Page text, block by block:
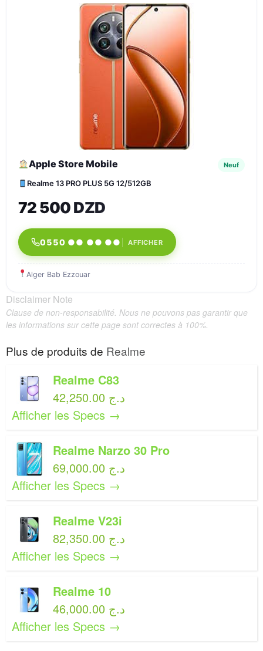
Apple Store Mobile Neuf
Realme 13 PRO PLUS 5G 12/512GB
72 500 DZD
0550 ●● ●● ●● AFFICHER
Alger Bab Ezzouar
Disclaimer Note
Clause de non-responsabilité. Nous ne pouvons pas garantir que
les informations sur cette page sont correctes à 100%.
Plus de produits de Realme
Realme C83
42,250.00 د.ج
Afficher les Specs →
Realme Narzo 30 Pro
69,000.00 د.ج
Afficher les Specs →
Realme V23i
82,350.00 د.ج
Afficher les Specs →
Realme 10
46,000.00 د.ج
Afficher les Specs →